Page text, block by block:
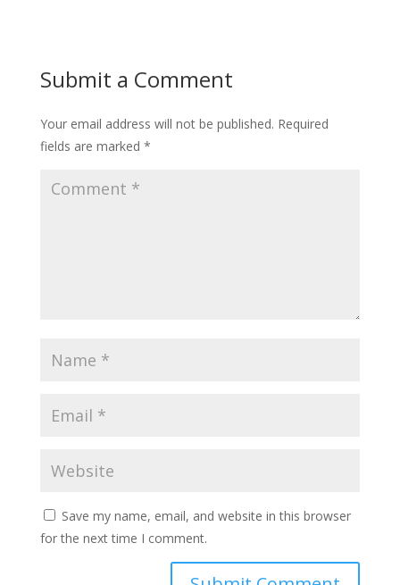
Submit a Comment
Your email address will not be published. Required
fields are marked *
Save my name, email, and website in this browser
for the next time I comment.